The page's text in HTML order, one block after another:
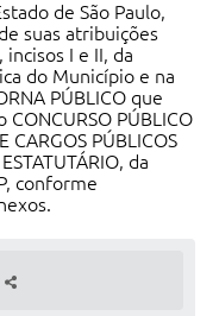
de São Paulo,
suas atribuições
I e II, da
do Município e na
PÚBLICO que
PÚBLICO
CARGOS PÚBLICOS
da
conforme